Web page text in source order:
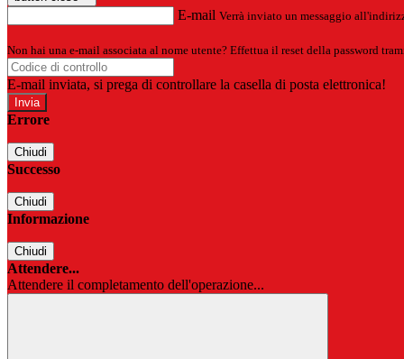
E-mail Verrà inviato un messaggio
Non hai una e-mail associata al nome utente? Effettua il reset della password
E-mail inviata, si prega di controllare la casella di posta elettronica!
Errore
Chiudi
Successo
Chiudi
Informazione
Chiudi
Attendere...
Attendere il completamento dell'operazione...